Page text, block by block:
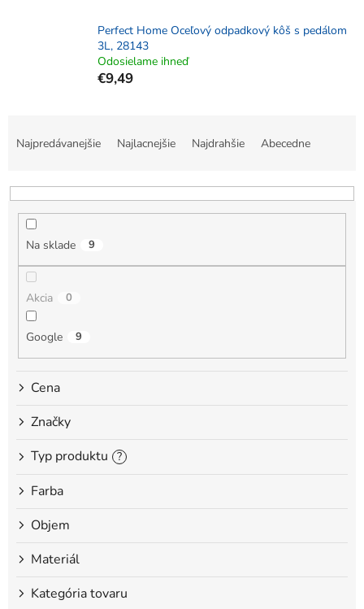
Perfect Home Oceľový odpadkový kôš s pedálom
3L, 28143
Odosielame ihneď
€9,49
n
Najpredávanejšie Najlacnejšie Najdrahšie Abecedne
Na sklade 9
Akcia 0
Google 9
Cena
Značky
Typ produktu
?
Farba
Objem
Materiál
Kategória tovaru